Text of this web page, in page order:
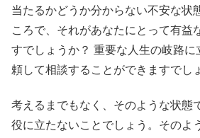
当たるかどうか分からない不安な状
ころで、それがあなたにとって有益
すでしょうか？ 重要な人生の岐路
頼して相談することができますでし
考えるまでもなく、そのような状態
役に立たないことでしょう。そのよ